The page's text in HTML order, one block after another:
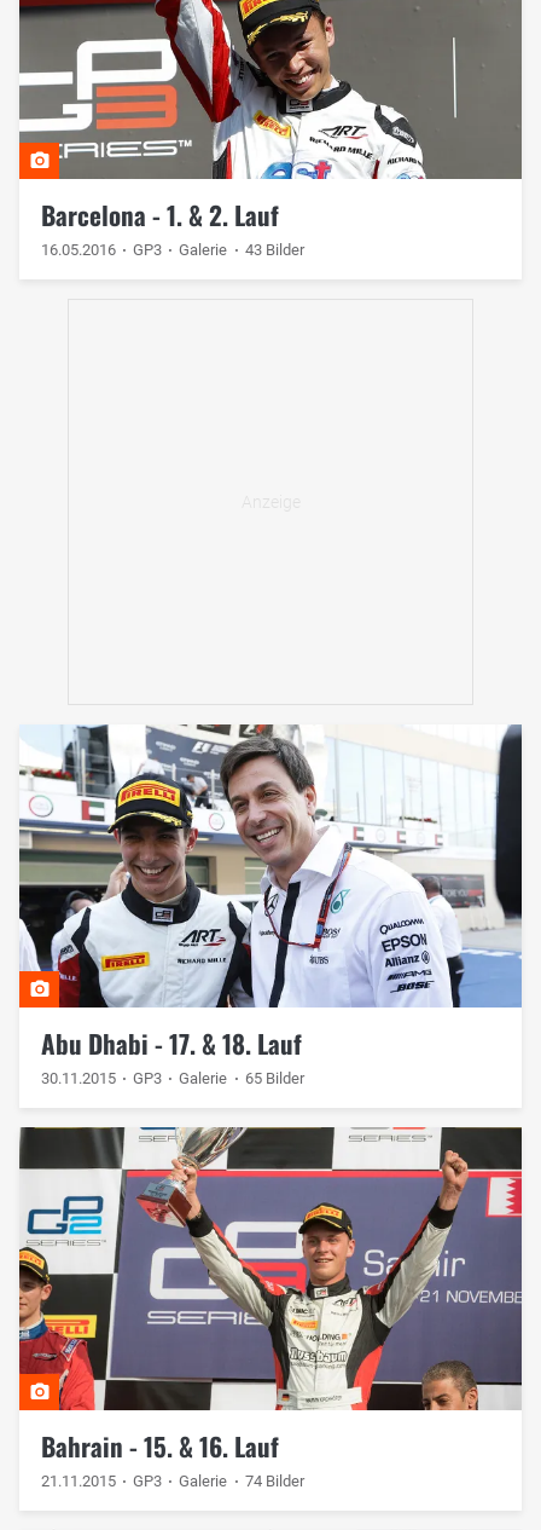
Barcelona - 1. & 2. Lauf
16.05.2016 GP3 Galerie 43 Bilder
Abu Dhabi - 17. & 18. Lauf
30.11.2015 GP3 Galerie 65 Bilder
Bahrain - 15. & 16. Lauf
21.11.2015 GP3 Galerie 74 Bilder